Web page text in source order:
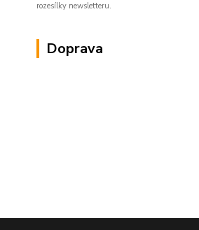
rozesílky newsletteru.
Doprava